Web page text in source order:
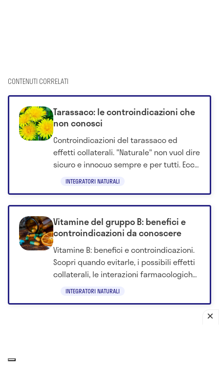
CONTENUTI CORRELATI
INTEGRATORI NATURALI
Tarassaco: le controindicazioni che
non conosci
Controindicazioni del tarassaco ed
effetti collaterali. "Naturale" non vuol dire
sicuro e innocuo sempre e per tutti. Ecco
cosa sapere sul tarassaco.
INTEGRATORI NATURALI
Vitamine del gruppo B: benefici e
controindicazioni da conoscere
Vitamine B: benefici e controindicazioni.
Scopri quando evitarle, i possibili effetti
collaterali, le interazioni farmacologiche
e i rischi da sovradosaggio.